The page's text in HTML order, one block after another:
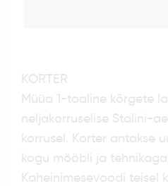
KORTER
Müüa 1-toaline kõrgete
neljakorruselise Stalini-
korrusel. Korter antakse
kogu mööbli ja
Kaheinimesevoodi teisel